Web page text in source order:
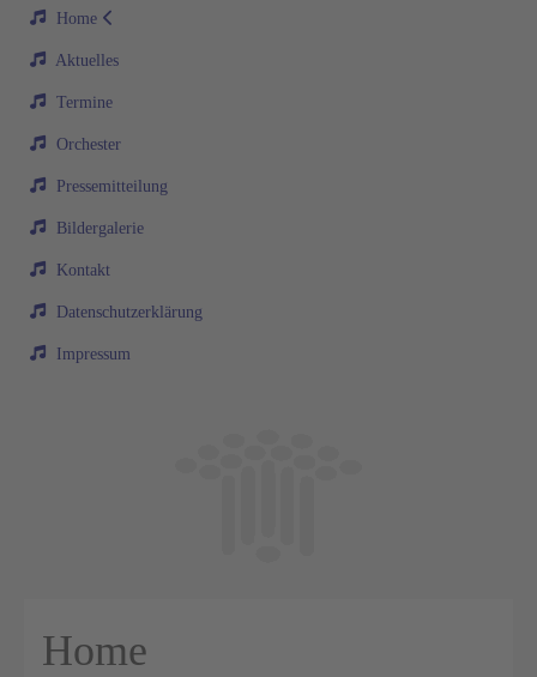
Home
Aktuelles
Termine
Orchester
Pressemitteilung
Bildergalerie
Kontakt
Datenschutzerklärung
Impressum
Home